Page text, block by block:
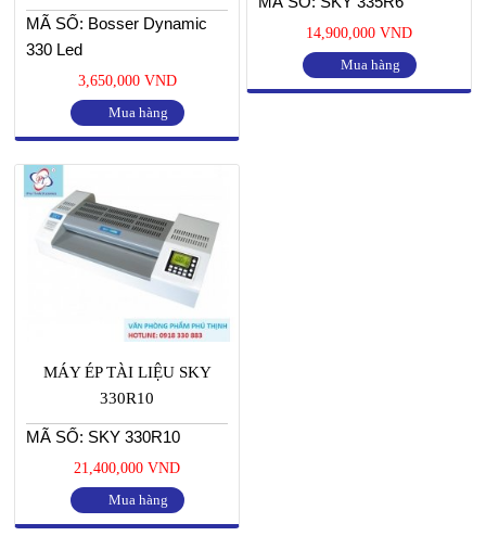
MÃ SỐ: Bosser Dynamic
330 Led
3,650,000 VND
Mua hàng
14,900,000 VND
Mua hàng
MÁY ÉP TÀI LIỆU SKY
330R10
MÃ SỐ: SKY 330R10
21,400,000 VND
Mua hàng